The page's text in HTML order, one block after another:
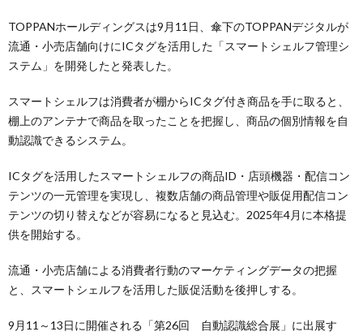
TOPPANホールディングスは9月11日、傘下のTOPPANデジタルが
流通・小売店舗向けにICタグを活用した「スマートシェルフ管理シ
ステム」を開発したと発表した。
スマートシェルフは消費者が棚からICタグ付き商品を手に取ると、
棚上のアンテナで商品を取ったことを把握し、商品の個別情報を自
動認識できるシステム。
ICタグを活用したスマートシェルフの商品ID・店頭機器・配信コン
テンツの一元管理を実現し、複数店舗の商品管理や販促用配信コン
テンツの切り替えなどが容易になると見込む。2025年4月に本格提
供を開始する。
流通・小売店舗による消費者行動のマーケティングデータの把握
と、スマートシェルフを活用した販促活動を後押しする。
9月11～13日に開催される「第26回 自動認識総合展」に出展す